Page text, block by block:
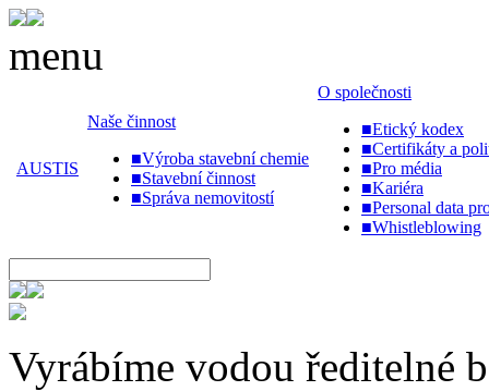
menu
AUSTIS
Naše činnost
■Výroba stavební chemie
■Stavební činnost
■Správa nemovitostí
O společnosti
■Etický kodex
■Certifikáty a
■Pro média
■Kariéra
■Personal data
■Whistleblowing
Vyrábíme vodou ředitelné